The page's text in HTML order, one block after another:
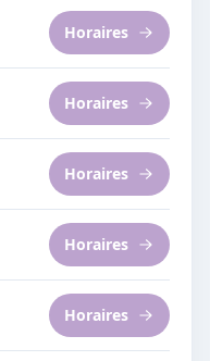
Horaires
Horaires
Horaires
Horaires
Horaires